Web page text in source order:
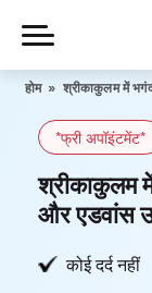
content
होम » श्रीकाकुलम में
*फ्री अपॉइंटमेंट*
श्रीकाकुलम
और एडवांस
कोई दर्द नहीं